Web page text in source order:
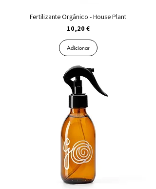
Fertilizante Orgânico - House Plant
Preço
10,20 €
Adicionar